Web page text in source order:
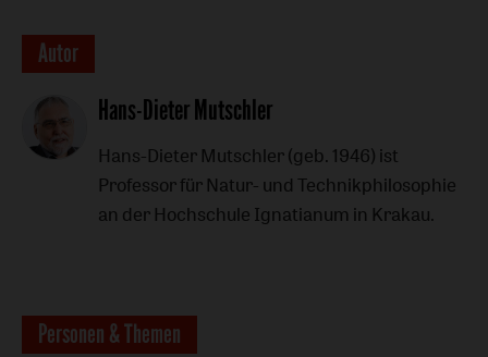
Autor
Hans-Dieter Mutschler
Hans-Dieter Mutschler (geb. 1946) ist
Professor für Natur- und Technikphilosophie
an der Hochschule Ignatianum in Krakau.
Personen & Themen